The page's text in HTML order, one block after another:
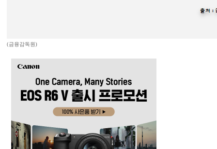
(금융감독원)